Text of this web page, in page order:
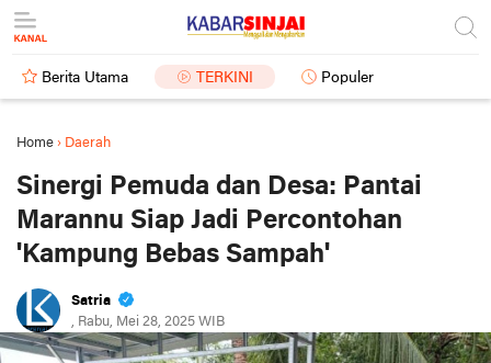
Berita Utama TERKINI Populer
Home › Daerah
Sinergi Pemuda dan Desa: Pantai
Marannu Siap Jadi Percontohan
'Kampung Bebas Sampah'
Satria
, Rabu, Mei 28, 2025 WIB